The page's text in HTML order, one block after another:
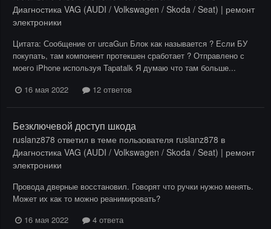
Диагностика VAG (AUDI / Volkswagen / Skoda / Seat) | ремонт
электроники
Цитата: Сообщение от urcaGun Блок как называется ? Если БУ
покупать, там компонент протекшен сработает ? Отправлено с
моего iPhone используя Tapatalk Я думаю что там больше...
16 мая 2022
12 ответов
Безключевой доступ шкода
ruslanz878 ответил в теме пользователя ruslanz878 в
Диагностика VAG (AUDI / Volkswagen / Skoda / Seat) | ремонт
электроники
Провода дверные восстановил. Говорят что ручки нужно менять.
Может их как то можно реанимировать?
16 мая 2022
4 ответа